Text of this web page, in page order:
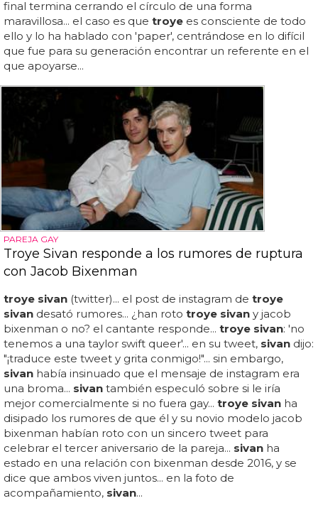
final termina cerrando el círculo de una forma
maravillosa... el caso es que troye es consciente de todo
ello y lo ha hablado con 'paper', centrándose en lo difícil
que fue para su generación encontrar un referente en el
que apoyarse...
PAREJA GAY
Troye Sivan responde a los rumores de ruptura
con Jacob Bixenman
troye sivan (twitter)... el post de instagram de troye
sivan desató rumores... ¿han roto troye sivan y jacob
bixenman o no? el cantante responde... troye sivan: 'no
tenemos a una taylor swift queer'... en su tweet, sivan dijo:
"¡traduce este tweet y grita conmigo!"... sin embargo,
sivan había insinuado que el mensaje de instagram era
una broma... sivan también especuló sobre si le iría
mejor comercialmente si no fuera gay... troye sivan ha
disipado los rumores de que él y su novio modelo jacob
bixenman habían roto con un sincero tweet para
celebrar el tercer aniversario de la pareja... sivan ha
estado en una relación con bixenman desde 2016, y se
dice que ambos viven juntos... en la foto de
acompañamiento, sivan...